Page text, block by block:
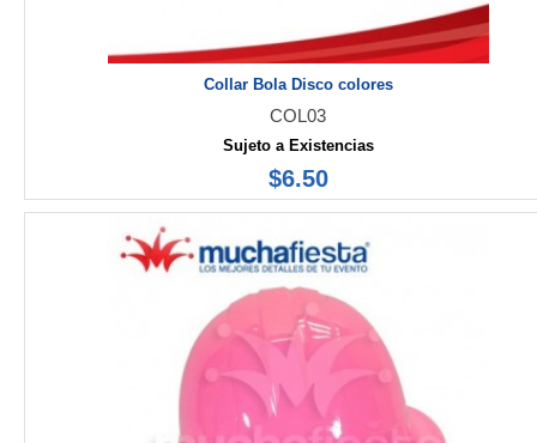
Collar Bola Disco colores
COL03
Sujeto a Existencias
$6.50